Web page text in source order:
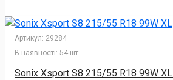
Артикул: 29284
В наявності: 54 шт
Sonix Xsport S8 215/55 R18 99W XL